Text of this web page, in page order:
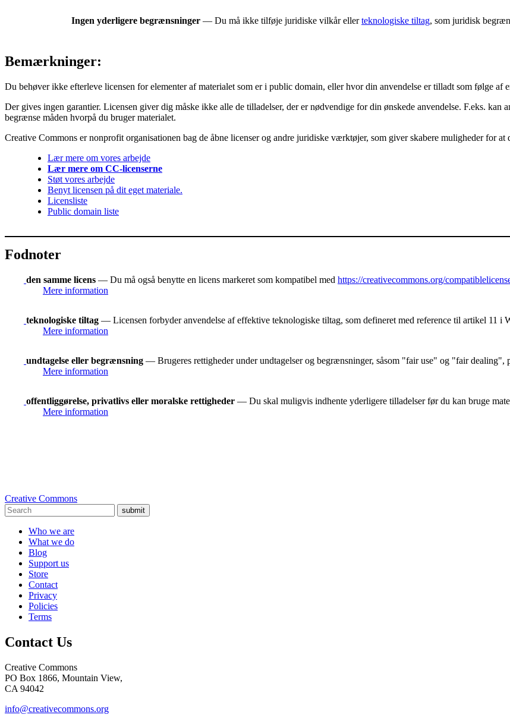
Ingen yderligere begrænsninger — Du må ikke tilføje juridiske vilkår ellerteknologiske tiltag, som juridisk
Bemærkninger:
Du behøver ikke efterleve licensen for elementer af materialet som er i public domain, eller hvor din anvendelse er tilladt som følge af
Der gives ingen garantier. Licensen giver dig måske ikke alle de tilladelser, der er nødvendige for din ønskede anvendelse. F.eks. kan
begrænse måden hvorpå du bruger materialet.
Creative Commons er nonprofit organisationen bag de åbne licenser og andre juridiske værktøjer, som giver skabere muligheder for
Lær mere om vores arbejde
Lær mere om CC-licenserne
Støt vores arbejde
Benyt licensen på dit eget materiale.
Licensliste
Public domain liste
Fodnoter
den samme licens — Du må også benytte en licens markeret som kompatibel med https://creativecommons.org/
Mere information
teknologiske tiltag — Licensen forbyder anvendelse af effektive teknologiske tiltag, som defineret med reference til artikel 11 i
Mere information
undtagelse eller begrænsning — Brugeres rettigheder under undtagelser og begrænsninger, såsom "fair use" og "fair dealing",
Mere information
offentliggørelse, privatlivs eller moralske rettigheder — Du skal muligvis indhente yderligere tilladelser før du kan bruge
Mere information
Creative Commons
submit
Who we are
What we do
Blog
Support us
Store
Contact
Privacy
Policies
Terms
Contact Us
Creative Commons
PO Box 1866, Mountain View,
CA 94042
info@creativecommons.org